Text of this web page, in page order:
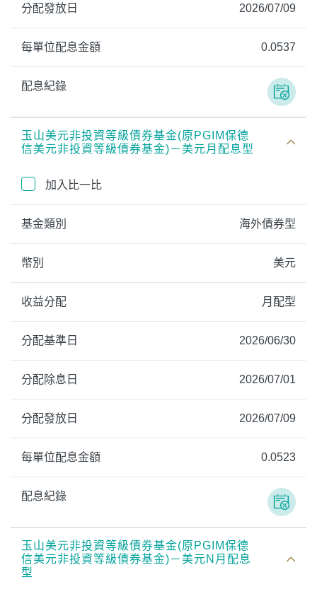
分配發放日 2026/07/09
每單位配息金額 0.0537
配息紀錄
玉山美元非投資等級債券基金(原PGIM保德
信美元非投資等級債券基金)－美元月配息型
加入比一比
基金類別 海外債券型
幣別 美元
收益分配 月配型
分配基準日 2026/06/30
分配除息日 2026/07/01
分配發放日 2026/07/09
每單位配息金額 0.0523
配息紀錄
玉山美元非投資等級債券基金(原PGIM保德
信美元非投資等級債券基金)－美元N月配息
型